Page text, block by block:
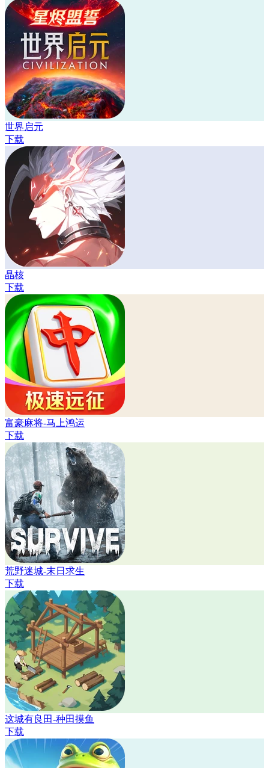
世界启元
下载
晶核
下载
富豪麻将-马上鸿运
下载
荒野迷城-末日求生
下载
这城有良田-种田摸鱼
下载